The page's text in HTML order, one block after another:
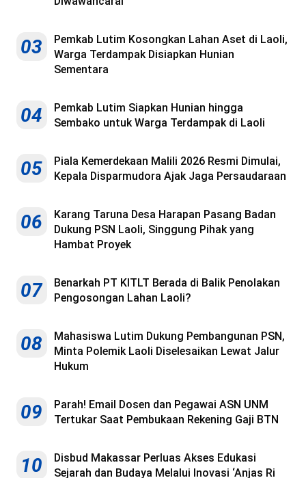
03
Pemkab Lutim Kosongkan Lahan Aset di Laoli,
Warga Terdampak Disiapkan Hunian
Sementara
04
Pemkab Lutim Siapkan Hunian hingga
Sembako untuk Warga Terdampak di Laoli
05
Piala Kemerdekaan Malili 2026 Resmi Dimulai,
Kepala Disparmudora Ajak Jaga Persaudaraan
06
Karang Taruna Desa Harapan Pasang Badan
Dukung PSN Laoli, Singgung Pihak yang
Hambat Proyek
07
Benarkah PT KITLT Berada di Balik Penolakan
Pengosongan Lahan Laoli?
08
Mahasiswa Lutim Dukung Pembangunan PSN,
Minta Polemik Laoli Diselesaikan Lewat Jalur
Hukum
09
Parah! Email Dosen dan Pegawai ASN UNM
Tertukar Saat Pembukaan Rekening Gaji BTN
10
Disbud Makassar Perluas Akses Edukasi
Sejarah dan Budaya Melalui Inovasi ‘Anjas Ri